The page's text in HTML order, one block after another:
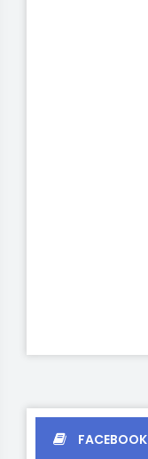
FACEBOOK